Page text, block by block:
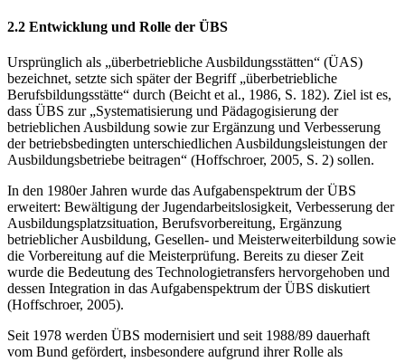
2.2 Entwicklung und Rolle der ÜBS
Ursprünglich als „überbetriebliche Ausbildungsstätten“ (ÜAS)
bezeichnet, setzte sich später der Begriff „überbetriebliche
Berufsbildungsstätte“ durch (Beicht et al., 1986, S. 182). Ziel ist es,
dass ÜBS zur „Systematisierung und Pädagogisierung der
betrieblichen Ausbildung sowie zur Ergänzung und Verbesserung
der betriebsbedingten unterschiedlichen Ausbildungsleistungen der
Ausbildungsbetriebe beitragen“ (Hoffschroer, 2005, S. 2) sollen.
In den 1980er Jahren wurde das Aufgabenspektrum der ÜBS
erweitert: Bewältigung der Jugendarbeitslosigkeit, Verbesserung der
Ausbildungsplatzsituation, Berufsvorbereitung, Ergänzung
betrieblicher Ausbildung, Gesellen- und Meisterweiterbildung sowie
die Vorbereitung auf die Meisterprüfung. Bereits zu dieser Zeit
wurde die Bedeutung des Technologietransfers hervorgehoben und
dessen Integration in das Aufgabenspektrum der ÜBS diskutiert
(Hoffschroer, 2005).
Seit 1978 werden ÜBS modernisiert und seit 1988/89 dauerhaft
vom Bund gefördert, insbesondere aufgrund ihrer Rolle als